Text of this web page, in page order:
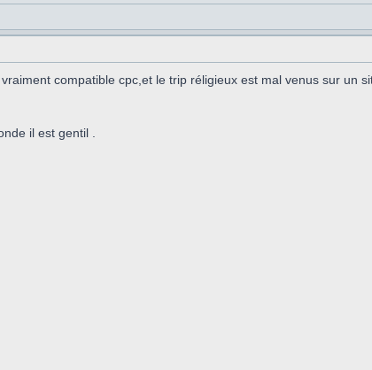
compatible cpc,et le trip réligieux est mal venus sur un
il est gentil .